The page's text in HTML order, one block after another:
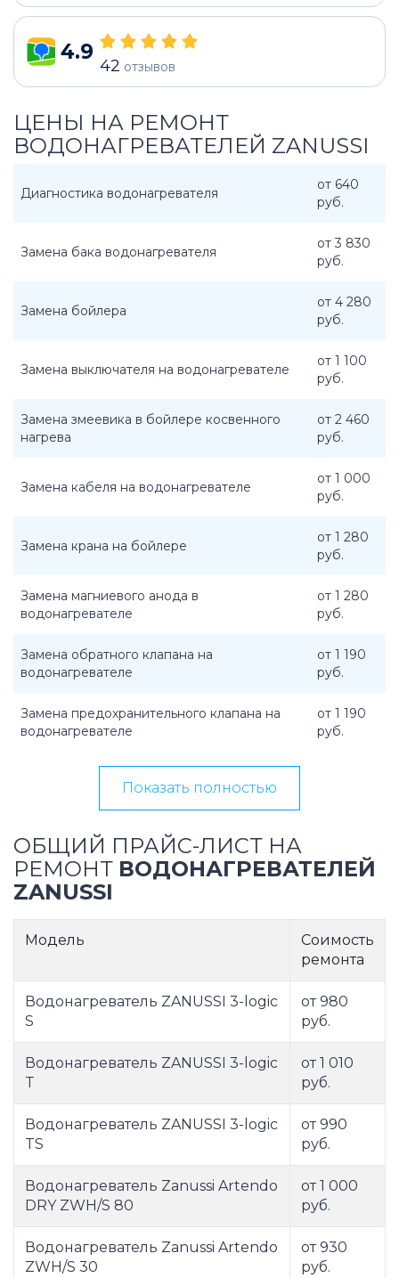
4.9
42 отзывов
ЦЕНЫ НА РЕМОНТ
ВОДОНАГРЕВАТЕЛЕЙ ZANUSSI
Диагностика водонагревателя
от 640
руб.
Замена бака водонагревателя
от 3 830
руб.
Замена бойлера
от 4 280
руб.
Замена выключателя на водонагревателе
от 1 100
руб.
Замена змеевика в бойлере косвенного
нагрева
от 2 460
руб.
Замена кабеля на водонагревателе
от 1 000
руб.
Замена крана на бойлере
от 1 280
руб.
Замена магниевого анода в
водонагревателе
от 1 280
руб.
Замена обратного клапана на
водонагревателе
от 1 190
руб.
Замена предохранительного клапана на
водонагревателе
от 1 190
руб.
Показать полностью
ОБЩИЙ ПРАЙС-ЛИСТ НА
РЕМОНТ ВОДОНАГРЕВАТЕЛЕЙ
ZANUSSI
Модель
Соимость
ремонта
Водонагреватель ZANUSSI 3-logic
S
от 980
руб.
Водонагреватель ZANUSSI 3-logic
T
от 1 010
руб.
Водонагреватель ZANUSSI 3-logic
TS
от 990
руб.
Водонагреватель Zanussi Artendo
DRY ZWH/S 80
от 1 000
руб.
Водонагреватель Zanussi Artendo
ZWH/S 30
от 930
руб.